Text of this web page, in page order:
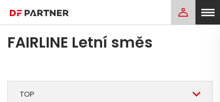
FAIRLINE Letní směs
TOP